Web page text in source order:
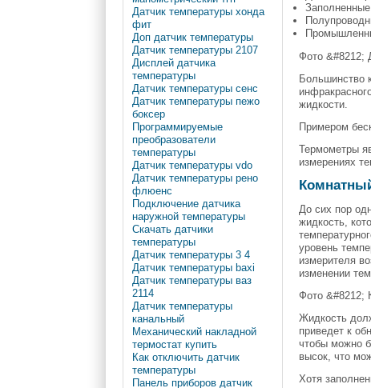
Датчик температуры хонда
фит
Доп датчик температуры
Датчик температуры 2107
Дисплей датчика
температуры
Датчик температуры сенс
Датчик температуры пежо
боксер
Программируемые
преобразователи
температуры
Датчик температуры vdo
Датчик температуры рено
флюенс
Подключение датчика
наружной температуры
Скачать датчики
температуры
Датчик температуры 3 4
Датчик температуры baxi
Датчик температуры ваз
2114
Датчик температуры
канальный
Механический накладной
термостат купить
Как отключить датчик
температуры
Панель приборов датчик
Фото &#8212;
Большинство
жидкости.
Примером
Термометры
измерениях
До сих пор
жидкость,
уровень
измерителя
изменении
Фото &#8212;
Жидкость
приведет к
чтобы можно
высок, что
Хотя